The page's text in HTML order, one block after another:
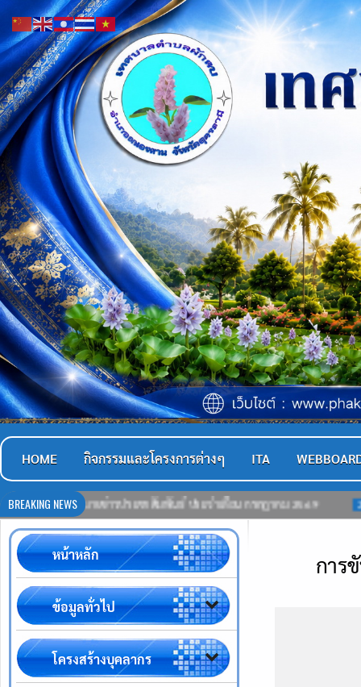
HOME กิจกรรมและโครงการต่างๆ ITA
BREAKING NEWS
มายข่าวประชาสัมพันธ์ ประจำเดือน กรกฎาคม 2569 21-07-2569
การ
หน้าหลัก
ข้อมูลทั่วไป
โครงสร้างบุคลากร